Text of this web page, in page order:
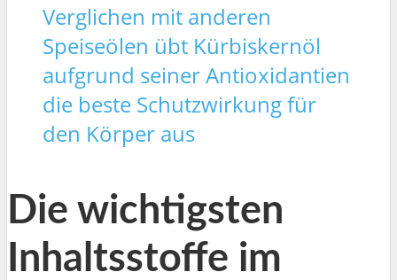
Verglichen mit anderen
Speiseölen übt Kürbiskernöl
aufgrund seiner Antioxidantien
die beste Schutzwirkung für
den Körper aus
Die wichtigsten
Inhaltsstoffe im